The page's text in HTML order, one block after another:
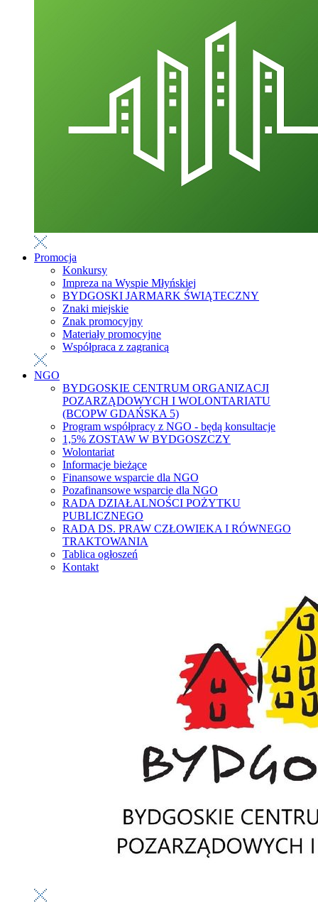
Promocja
Konkursy
Impreza na Wyspie Młyńskiej
BYDGOSKI JARMARK ŚWIĄTECZNY
Znaki miejskie
Znak promocyjny
Materiały promocyjne
Współpraca z zagranicą
NGO
BYDGOSKIE CENTRUM ORGANIZACJI
POZARZĄDOWYCH I WOLONTARIATU
(BCOPW GDAŃSKA 5)
Program współpracy z NGO - będą konsultacje
1,5% ZOSTAW W BYDGOSZCZY
Wolontariat
Informacje bieżące
Finansowe wsparcie dla NGO
Pozafinansowe wsparcie dla NGO
RADA DZIAŁALNOŚCI POŻYTKU
PUBLICZNEGO
RADA DS. PRAW CZŁOWIEKA I RÓWNEGO
TRAKTOWANIA
Tablica ogłoszeń
Kontakt